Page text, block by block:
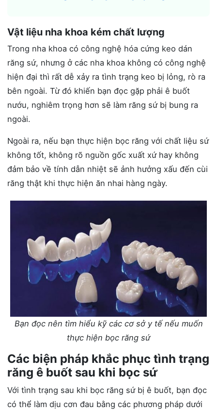
Vật liệu nha khoa kém chất lượng
Trong nha khoa có công nghệ hóa cứng keo dán
răng sứ, nhưng ở các nha khoa không có công nghệ
hiện đại thì rất dễ xảy ra tình trạng keo bị lỏng, rò ra
bên ngoài. Từ đó khiến bạn đọc gặp phải ê buốt
nướu, nghiêm trọng hơn sẽ làm răng sứ bị bung ra
ngoài.
Ngoài ra, nếu bạn thực hiện bọc răng với chất liệu sứ
không tốt, không rõ nguồn gốc xuất xứ hay không
đảm bảo về tính dẫn nhiệt sẽ ảnh hưởng xấu đến cùi
răng thật khi thực hiện ăn nhai hàng ngày.
Bạn đọc nên tìm hiểu kỹ các cơ sở y tế nếu muốn
thực hiện bọc răng sứ
Các biện pháp khắc phục tình trạng
răng ê buốt sau khi bọc sứ
Với tình trạng sau khi bọc răng sứ bị ê buốt, bạn đọc
có thể làm dịu cơn đau bằng các phương pháp dưới